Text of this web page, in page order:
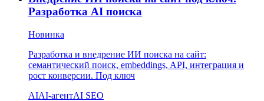
Разработка AI поиска
Новинка
Разработка и внедрение ИИ поиска на сайт:
семантический поиск, embeddings, API, интеграция и
рост конверсии. Под ключ
AIAI-агентAI SEO